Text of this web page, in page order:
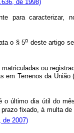
de 1998)
para
o § 5odeste artigo
ou
Terrenos da
último dia útil do
fixado, à multa
de 2007)